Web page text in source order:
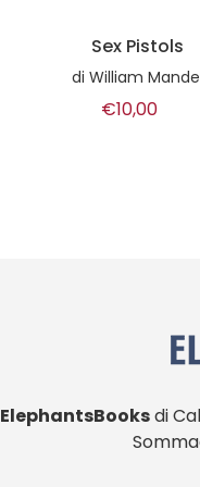
Iggy Pop cuore di
Gabriele Lunati,
€15,00
ElephantsBooksdi